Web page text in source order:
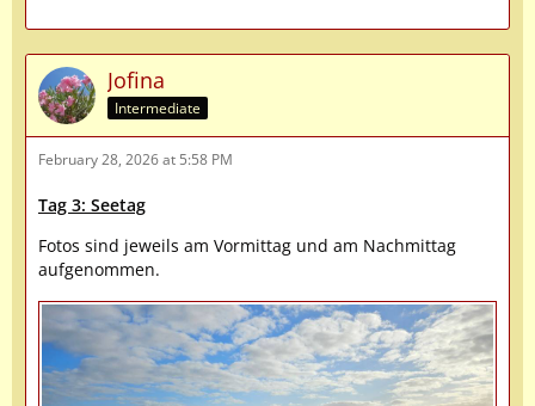
Jofina
Intermediate
February 28, 2026 at 5:58 PM
Tag 3: Seetag
Fotos sind jeweils am Vormittag und am Nachmittag
aufgenommen.